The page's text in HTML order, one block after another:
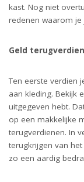
kast. Nog niet
redenen waarom
Geld
Ten eerste verdien
aan kleding. Bekijk
uitgegeven hebt.
op een makkelijke
terugverdienen. In
terugkrijgen van
zo een aardig